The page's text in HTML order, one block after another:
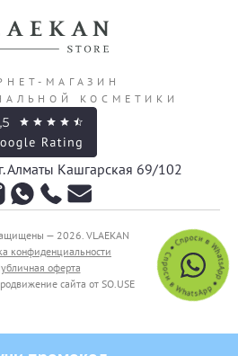
МАГАЗИН
КОСМЕТИКИ
Алматы Кашгарская 69/102
— 2026. VLAEKAN
конфиденциальности
оферта
сайта от SO.USE